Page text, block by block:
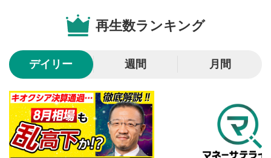
スライダーを上下すると音量が調整できます。
全画面表示
動画が全画面で表示されます。再度クリックすると元
のサイズに戻ります。
再生数ランキング
デイリー 週間 月間